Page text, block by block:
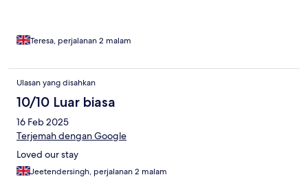
Teresa, perjalanan 2 malam
Ulasan yang disahkan
10/10 Luar biasa
16 Feb 2025
Terjemah dengan Google
Loved our stay
Jeetendersingh, perjalanan 2 malam